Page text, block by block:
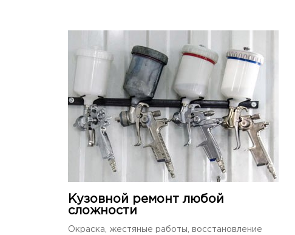
Кузовной ремонт любой
сложности
Окраска, жестяные работы, восстановление